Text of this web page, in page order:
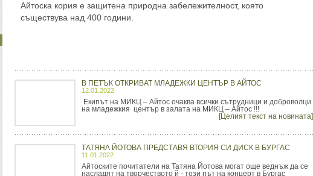
Айтоска кория е защитена природна забележителност, която
съществува над 400 години.
В ПЕТЪК ОТКРИВАТ МЛАДЕЖКИ ЦЕНТЪР В АЙТОС
12.01.2022
Екипът на МИКЦ – Айтос очаква всички сътрудници и доброволци
на младежкия център в залата на МИКЦ – Айтос !!!
[Целият текст на новината]
ТАТЯНА ЙОТОВА ПРЕДСТАВЯ ВТОРИЯ СИ ДИСК В БУРГАС
11.01.2022
Айтоските почитатели на Татяна Йотова могат още веднъж да се
насладят на творчеството й - този път на концерт в Бургас